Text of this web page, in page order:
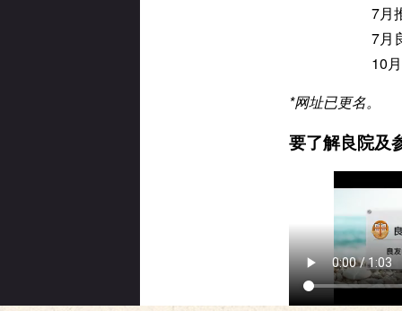
7月
7月
10
*网址已更名。
要了解良院及